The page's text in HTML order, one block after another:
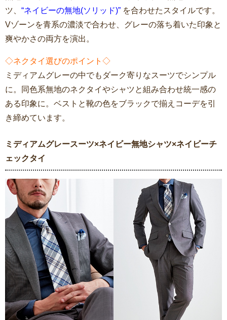
ツ、 “ネイビーの無地(ソリッド)” を合わせたスタイルです。
Vゾーンを青系の濃淡で合わせ、グレーの落ち着いた印象と
爽やかさの両方を演出。
◇ネクタイ選びのポイント◇
ミディアムグレーの中でもダーク寄りなスーツでシンプル
に。同色系無地のネクタイやシャツと組み合わせ統一感の
ある印象に。ベストと靴の色をブラックで揃えコーデを引
き締めています。
ミディアムグレースーツ×ネイビー無地シャツ×ネイビーチ
ェックタイ